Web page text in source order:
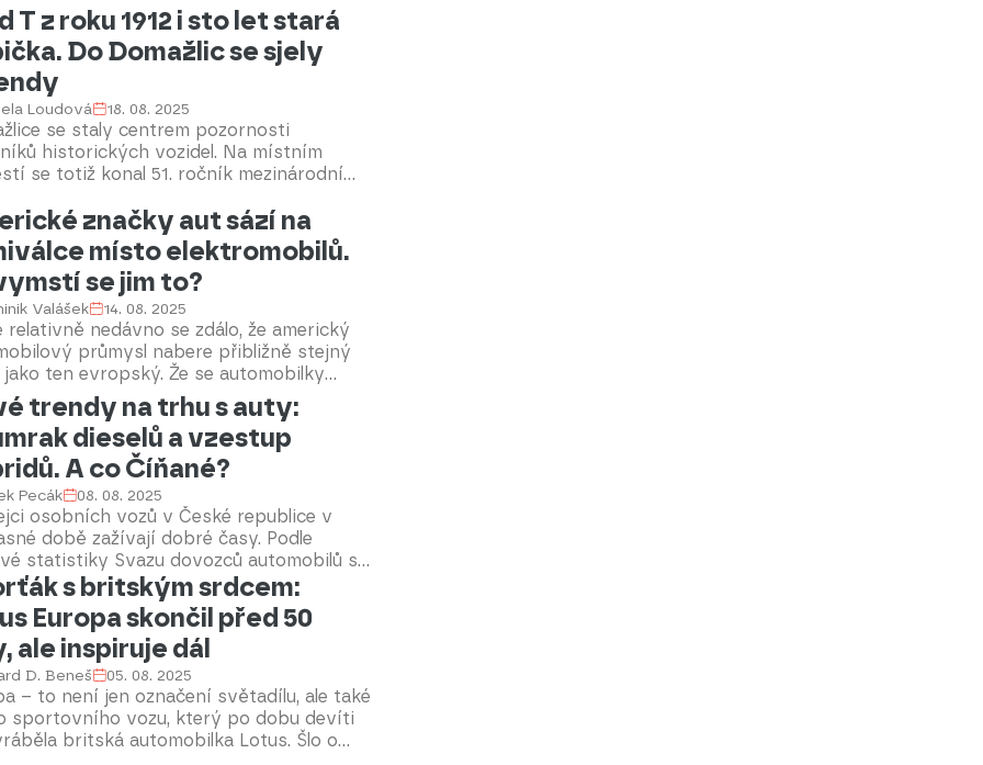
přes 250 amerických vozů a
– od ikonických modelů jako Ford
Chevrolet Bel Air nebo Dodge
až po jedinečné veterány.
T z roku 1912 i sto let stará
Do Domažlic se sjely
Loudová 18. 08. 2025
se staly centrem pozornosti
historických vozidel. Na místním
se totiž konal 51. ročník mezinárodní
Domažlice, přilákala stovky
kteří obdivovali nablýskané
z celého světa. Mezi vystavenými
nechyběly legendární značky jako Ford,
či Indian, které se vydaly na
trasu plnou výzev.
značky aut sází na
místo elektromobilů.
se jim to?
Valášek 14. 08. 2025
relativně nedávno se zdálo, že americký
průmysl nabere přibližně stejný
jako ten evropský. Že se automobilky
předhánět v tom, kdo mobilizuje řadové
svými elektrickými modely, a že už i „auta
budou jezdit výhradně na baterky.
pak administrativa staronového
Donalda Trumpa uvolnila emisní
a zdá se, že se trend v USA do jisté
Nejlépe to ilustruje dění kolem
části koncernu Stellantis – specificky
Dodge a RAM.
trendy na trhu s auty:
dieselů a vzestup
A co Číňané?
Pecák 08. 08. 2025
osobních vozů v České republice v
době zažívají dobré časy. Podle
statistiky Svazu dovozců automobilů se
od ledna do konce července
do provozu přes 143 tisíc nových
aut, což meziročně o pět procent
V samotném červenci přitom byly prodeje
za posledních šest let. Zároveň se na
trhu rýsují nové trendy – ubývá dieselů
zájem o plug-in hybridy i vozy na LPG.
je také nástup čínských značek. Jak se
vkus českých řidičů i nabídky
s britským srdcem:
Europa skončil před 50
ale inspiruje dál
D. Beneš 05. 08. 2025
– to není jen označení světadílu, ale také
sportovního vozu, který po dobu devíti
britská automobilka Lotus. Šlo o